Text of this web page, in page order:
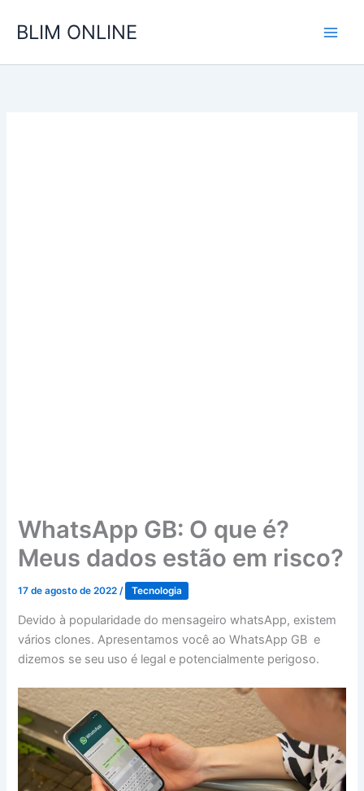
para
conteúdo
BLIM ONLINE
WhatsApp GB: O que é?
Meus dados estão em risco?
17 de agosto de 2022/ Tecnologia
Devido à popularidade do mensageiro whatsApp, existem
vários clones. Apresentamos você ao WhatsApp GB e
dizemos se seu uso é legal e potencialmente perigoso.